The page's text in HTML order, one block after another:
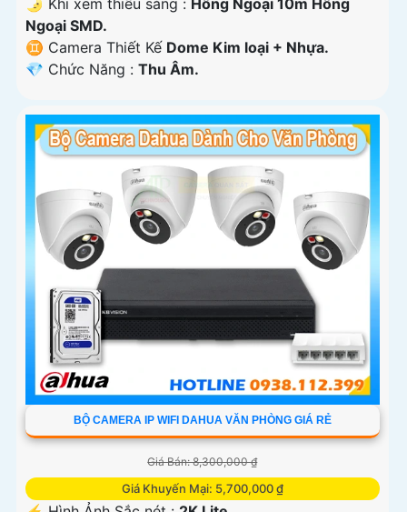
Ngoại SMD.
♊ Camera Thiết Kế Dome Kim loại + Nhựa.
️💎 Chức Năng : Thu Âm.
BỘ CAMERA IP WIFI DAHUA VĂN PHÒNG GIÁ RẺ
Giá Bán: 8,300,000 ₫
Giá Khuyến Mại: 5,700,000 ₫